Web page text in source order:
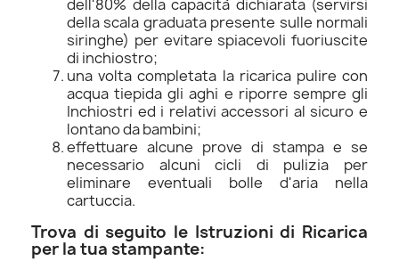
dell'80% della capacità dichiarata (servirsi
della scala graduata presente sulle normali
siringhe) per evitare spiacevoli fuoriuscite
di inchiostro;
una volta completata la ricarica pulire con
acqua tiepida gli aghi e riporre sempre gli
Inchiostri ed i relativi accessori al sicuro e
lontano da bambini;
effettuare alcune prove di stampa e se
necessario alcuni cicli di pulizia per
eliminare eventuali bolle d'aria nella
cartuccia.
Trova di seguito le Istruzioni di Ricarica
per la tua stampante: